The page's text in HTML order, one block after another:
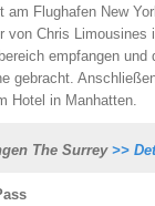
am Flughafen New
von Chris Limousines
empfangen und
gebracht.
Hotel in Manhatten.
The Surrey >>